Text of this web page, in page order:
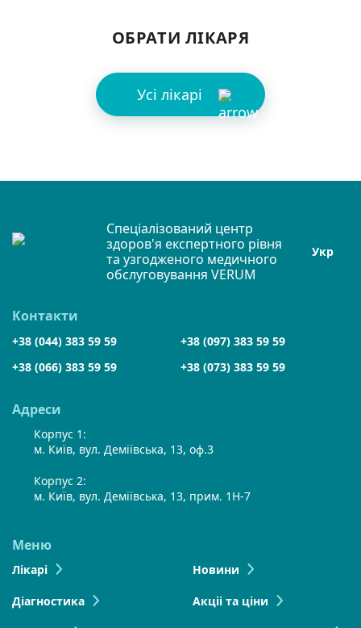
ОБРАТИ ЛІКАРЯ
Усі лікарі
Спеціалізований центр
здоров'я експертного рівня
та узгодженого медичного
обслуговування VERUM
Укр
Адреси
Корпус 1:
м. Київ, вул. Деміївська, 13, оф.3
Корпус 2:
м. Київ, вул. Деміївська, 13, прим. 1Н-7
Меню
Лікарі
Діагностика
Новини
Акціі та ціни
Контакти
+38 (044) 383 59 59
+38 (097) 383 59 59
+38 (066) 383 59 59
+38 (073) 383 59 59